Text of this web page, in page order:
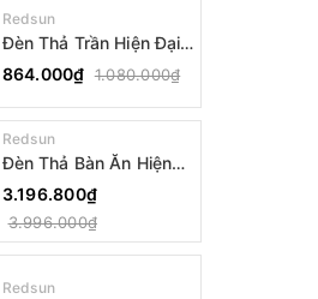
Redsun
Đèn Thả Trần Hiện Đại
Phong Cách Nhật Bản
Wabi-sabi CDT-T036
Dáng B
864.000₫ 1.080.000₫
Redsun
Đèn Thả Bàn Ăn Hiện
Đại Bậc Thang Đơn
Phong Cách Nhật Bản
Wabi-sabi DC-T078B
3.196.800₫
3.996.000₫
Redsun